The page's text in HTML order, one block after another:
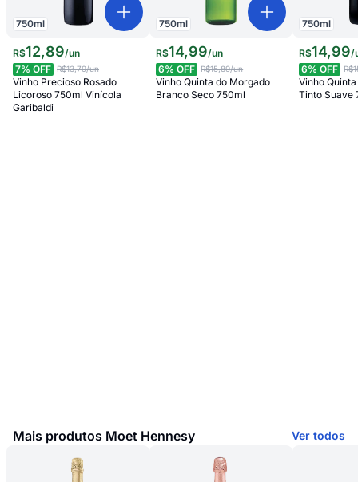
750ml
R$12,89/un
7% OFF R$13,79/un
Vinho Precioso Rosado
Licoroso 750ml Vinícola
Garibaldi
750ml
R$14,99/un
6% OFF R$15,89/un
Vinho Quinta do Morgado
Branco Seco 750ml
750ml
R$14,99/
6% OFF
Vinho
Tinto Suave
Mais produtos Moet Hennesy Ver todos